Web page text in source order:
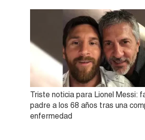
Triste noticia para Lionel Messi:
padre a los 68 años tras una
enfermedad